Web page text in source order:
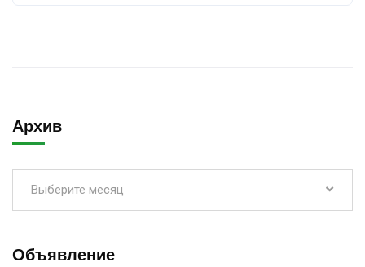
Архив
Выберите месяц
Объявление